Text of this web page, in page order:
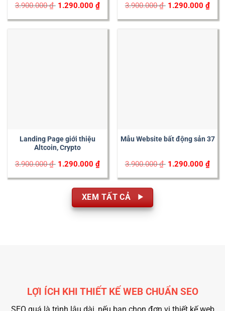
3.900.000₫ Original
was:
1.290.000₫Current
is:
3.900.000₫ Original
was:
1.290.000₫
is:
Landing Page giới thiệu
Altcoin, Crypto
3.900.000₫ Original
was:
1.290.000₫Current
is:
Mẫu Website bất động sản 37
3.900.000₫ Original
was:
1.290.000₫
is:
XEM TẤT CẢ
LỢI ÍCH KHI THIẾT KẾ WEB CHUẨN SEO